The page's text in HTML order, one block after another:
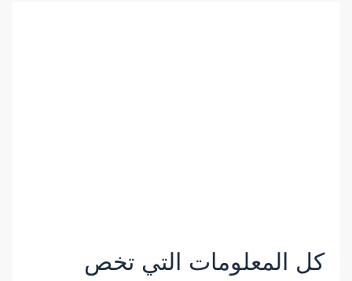
كل المعلومات التي تخص